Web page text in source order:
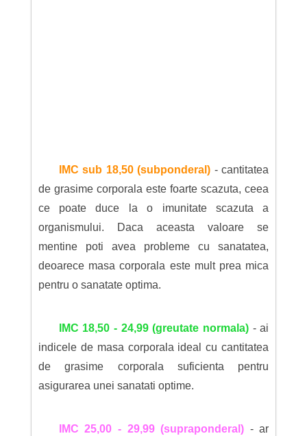
IMC sub 18,50 (subponderal) - cantitatea
de grasime corporala este foarte scazuta, ceea
ce poate duce la o imunitate scazuta a
organismului. Daca aceasta valoare se
mentine poti avea probleme cu sanatatea,
deoarece masa corporala este mult prea mica
pentru o sanatate optima.
IMC 18,50 - 24,99 (greutate normala)- ai
indicele de masa corporala ideal cu cantitatea
de grasime corporala suficienta pentru
asigurarea unei sanatati optime.
IMC 25,00 - 29,99 (supraponderal) - ar